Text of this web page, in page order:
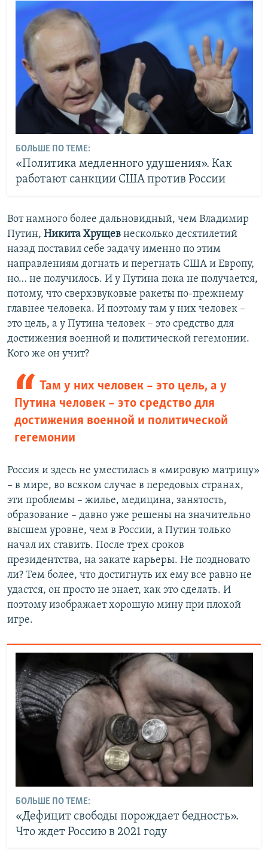
БОЛЬШЕ ПО ТЕМЕ:
«Политика медленного удушения». Как
работают санкции США против России
Вот намного более дальновидный, чем Владимир
Путин, Никита Хрущев несколько десятилетий
назад поставил себе задачу именно по этим
направлениям догнать и перегнать США и Европу,
но… не получилось. И у Путина пока не получается,
потому, что сверхзвуковые ракеты по-прежнему
главнее человека. И поэтому там у них человек –
это цель, а у Путина человек – это средство для
достижения военной и политической гегемонии.
Кого же он учит?
Там у них человек – это цель, а у
Путина человек – это средство для
достижения военной и политической
гегемонии
Россия и здесь не уместилась в «мировую матрицу»
– в мире, во всяком случае в передовых странах,
эти проблемы – жилье, медицина, занятость,
образование – давно уже решены на значительно
высшем уровне, чем в России, а Путин только
начал их ставить. После трех сроков
президентства, на закате карьеры. Не поздновато
ли? Тем более, что достигнуть их ему все равно не
удастся, он просто не знает, как это сделать. И
поэтому изображает хорошую мину при плохой
игре.
БОЛЬШЕ ПО ТЕМЕ:
«Дефицит свободы порождает бедность».
Что ждет Россию в 2021 году